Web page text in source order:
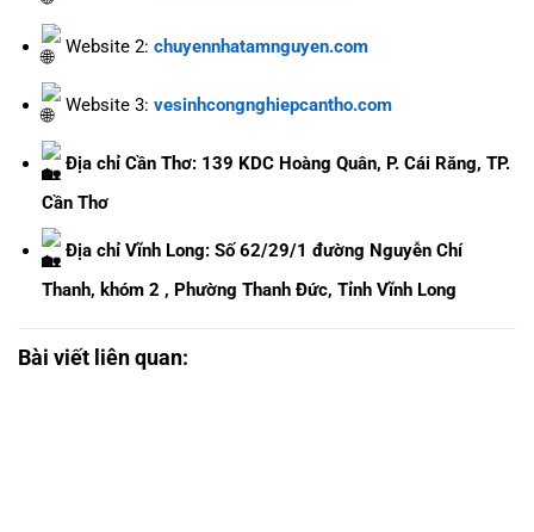
Website 2: chuyennhatamnguyen.com
Website 3: vesinhcongnghiepcantho.com
Địa chỉ Cần Thơ: 139 KDC Hoàng Quân, P. Cái Răng, TP.
Cần Thơ
Địa chỉ Vĩnh Long: Số 62/29/1 đường Nguyễn Chí
Thanh, khóm 2 , Phường Thanh Đức, Tỉnh Vĩnh Long
Bài viết liên quan: